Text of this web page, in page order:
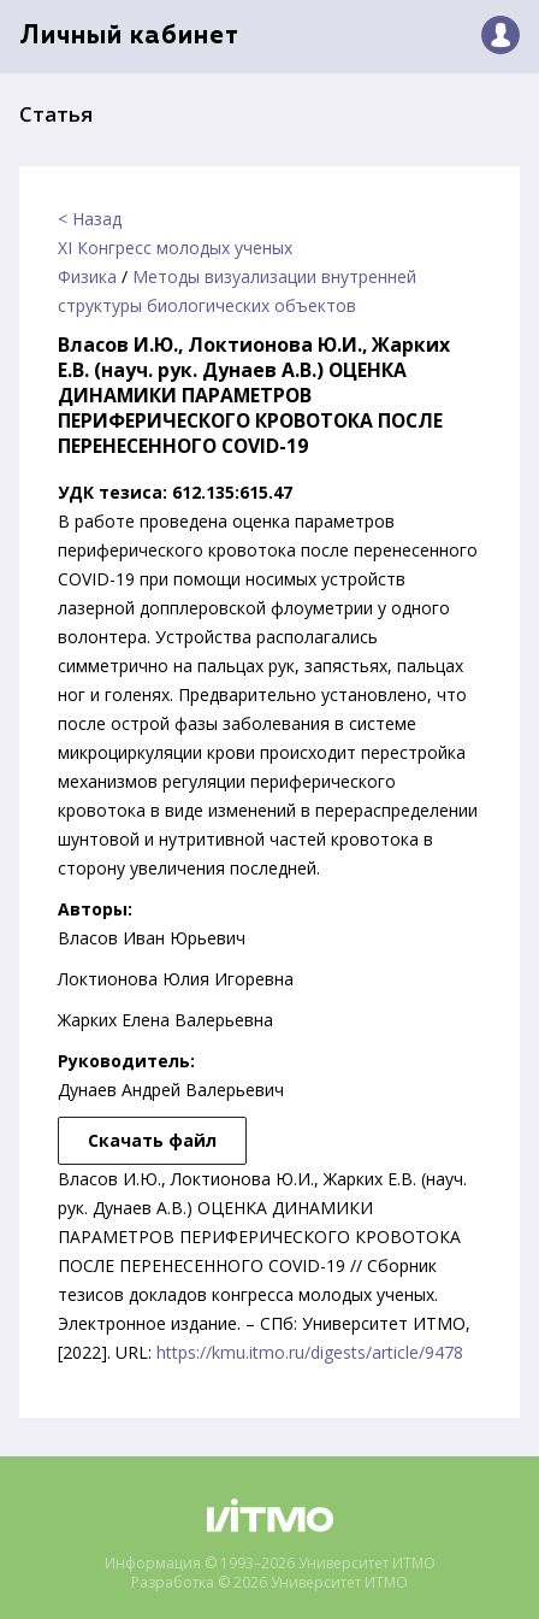
Личный кабинет
Статья
< Назад
XI Конгресс молодых ученых
Физика / Методы визуализации внутренней
структуры биологических объектов
Власов И.Ю., Локтионова Ю.И., Жарких
Е.В. (науч. рук. Дунаев А.В.) ОЦЕНКА
ДИНАМИКИ ПАРАМЕТРОВ
ПЕРИФЕРИЧЕСКОГО КРОВОТОКА ПОСЛЕ
ПЕРЕНЕСЕННОГО COVID-19
УДК тезиса: 612.135:615.47
В работе проведена оценка параметров
периферического кровотока после перенесенного
COVID-19 при помощи носимых устройств
лазерной допплеровской флоуметрии у одного
волонтера. Устройства располагались
симметрично на пальцах рук, запястьях, пальцах
ног и голенях. Предварительно установлено, что
после острой фазы заболевания в системе
микроциркуляции крови происходит перестройка
механизмов регуляции периферического
кровотока в виде изменений в перераспределении
шунтовой и нутритивной частей кровотока в
сторону увеличения последней.
Авторы:
Власов Иван Юрьевич
Локтионова Юлия Игоревна
Жарких Елена Валерьевна
Руководитель:
Дунаев Андрей Валерьевич
Скачать файл
Власов И.Ю., Локтионова Ю.И., Жарких Е.В. (науч.
рук. Дунаев А.В.) ОЦЕНКА ДИНАМИКИ
ПАРАМЕТРОВ ПЕРИФЕРИЧЕСКОГО КРОВОТОКА
ПОСЛЕ ПЕРЕНЕСЕННОГО COVID-19 // Сборник
тезисов докладов конгресса молодых ученых.
Электронное издание. – СПб: Университет ИТМО,
[2022]. URL: https://kmu.itmo.ru/digests/article/9478
Информация © 1993–2026 Университет ИТМО
Разработка © 2026 Университет ИТМО